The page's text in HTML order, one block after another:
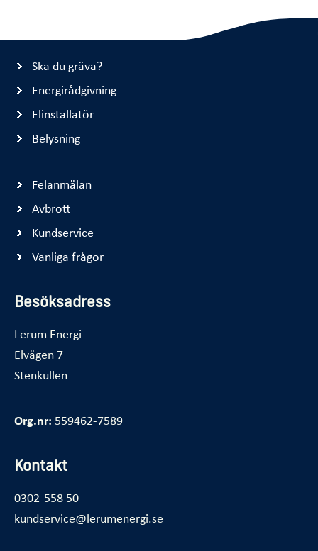
Ska du gräva?
Energirådgivning
Elinstallatör
Belysning
Felanmälan
Avbrott
Kundservice
Vanliga frågor
Besöksadress
Lerum Energi
Elvägen 7
Stenkullen
Org.nr: 559462-7589
Kontakt
0302-558 50
kundservice@lerumenergi.se